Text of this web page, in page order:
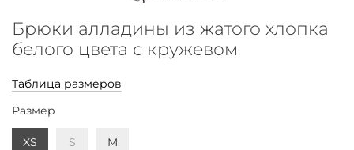
Брюки алладины из жатого хлопка
белого цвета с кружевом
Таблица размеров
Размер
XS S M